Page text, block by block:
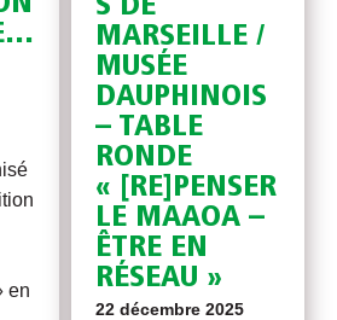
en
S DE
MARSEILLE /
MUSÉE
DAUPHINOIS
– TABLE
RONDE
« [RE]PENSER
LE MAAOA –
ÊTRE EN
RÉSEAU »
22 décembre 2025